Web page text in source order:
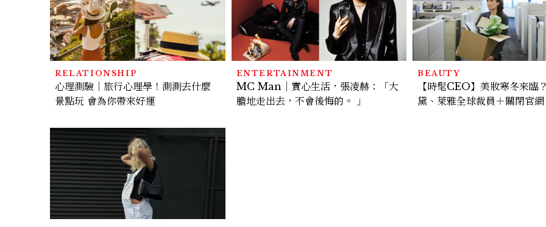
RELATIONSHIP
心理測驗｜旅行心理學！測測去什麼
景點玩 會為你帶來好運
ENTERTAINMENT
MC Man｜實心生活，張凌赫：「大
膽地走出去，不會後悔的。 」
BEAUTY
【時髦CEO】美妝寒冬來臨
黛、萊雅全球裁員＋關閉官